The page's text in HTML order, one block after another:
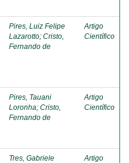
Pires, Luiz Felipe
Lazarotto; Cristo,
Fernando de
Artigo
Científico
Pires, Tauani
Loronha; Cristo,
Fernando de
Artigo
Científico
Tres, Gabriele
Artigo